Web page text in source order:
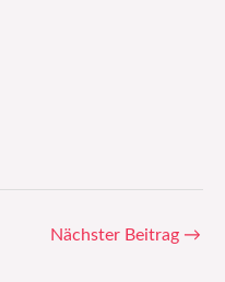
Nächster Beitrag →